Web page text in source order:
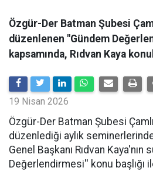
Özgür-Der Batman Şubesi
düzenlenen "Gündem
kapsamında, Rıdvan Kaya
19 Nisan 2026
​Özgür-Der Batman Şubesi
düzenlediği aylık
Genel Başkanı Rıdvan
Değerlendirmesi'' konu başlığı